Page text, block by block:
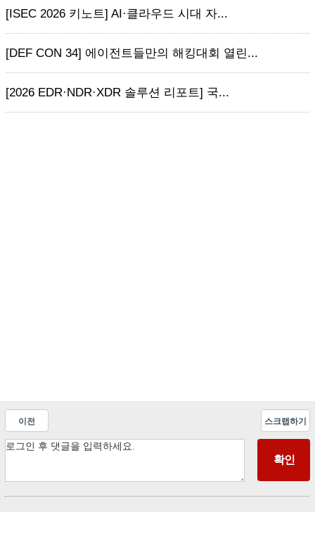
[ISEC 2026 키노트] AI·클라우드 시대 자...
[DEF CON 34] 에이전트들만의 해킹대회 열린...
[2026 EDR·NDR·XDR 솔루션 리포트] 국...
이전 스크랩하기